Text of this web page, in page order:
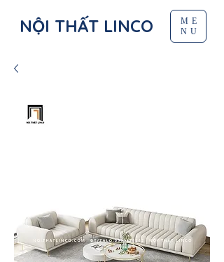
NỘI THẤT LINCO
ME
NU